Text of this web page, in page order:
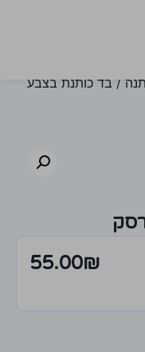
/ בד כותנת בצבע
55.00₪